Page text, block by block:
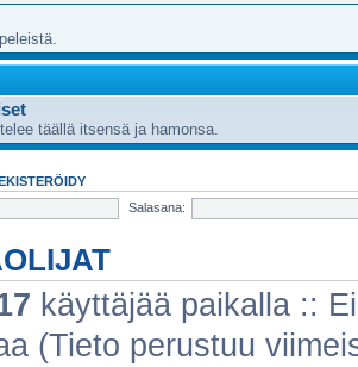
täällä itsensä ja hamonsa.
Salasana:
käyttäjää paikalla ::
(Tieto perustuu